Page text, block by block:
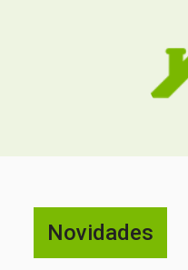
Novidades